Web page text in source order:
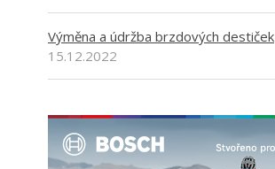
Výměna a údržba brzdových destiček
15.12.2022